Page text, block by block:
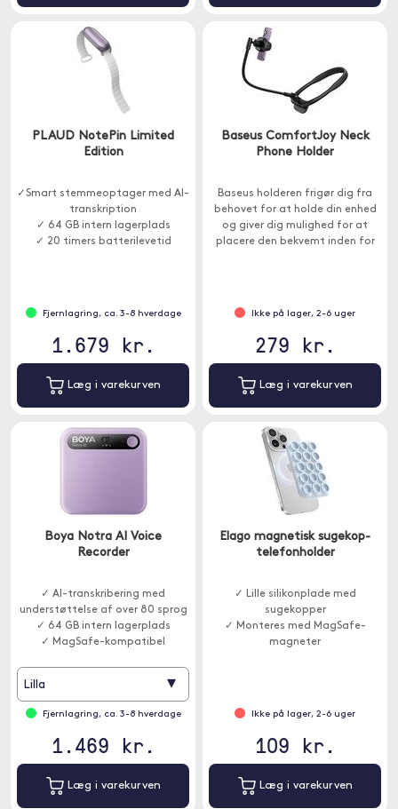
PLAUD NotePin Limited
Edition
✓Smart stemmeoptager med AI-
transkription
✓ 64 GB intern lagerplads
✓ 20 timers batterilevetid
Fjernlagring, ca. 3-8 hverdage
1.679 kr.
Læg i varekurven
Baseus ComfortJoy Neck
Phone Holder
Baseus holderen frigør dig fra
behovet for at holde din enhed
og giver dig mulighed for at
placere den bekvemt inden for
Ikke på lager, 2-6 uger
279 kr.
Læg i varekurven
Boya Notra AI Voice
Recorder
✓ AI-transkribering med
understøttelse af over 80 sprog
✓ 64 GB intern lagerplads
✓ MagSafe-kompatibel
Lilla ▾
Fjernlagring, ca. 3-8 hverdage
1.469 kr.
Læg i varekurven
Elago magnetisk sugekop-
telefonholder
✓ Lille silikonplade med
sugekopper
✓ Monteres med MagSafe-
magneter
Ikke på lager, 2-6 uger
109 kr.
Læg i varekurven